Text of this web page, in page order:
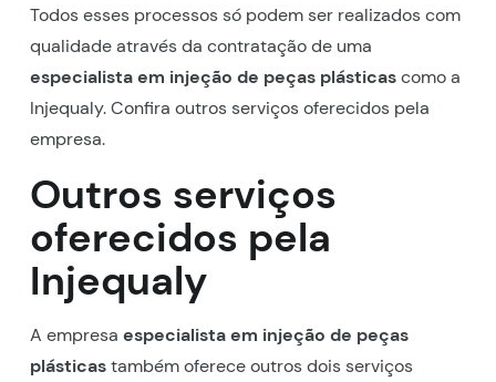
Todos esses processos só podem ser realizados com
qualidade através da contratação de uma
especialista em injeção de peças plásticascomo a
Injequaly. Confira outros serviços oferecidos pela
empresa.
Outros serviços
oferecidos pela
Injequaly
A empresa especialista em injeção de peças
plásticastambém oferece outros dois serviços